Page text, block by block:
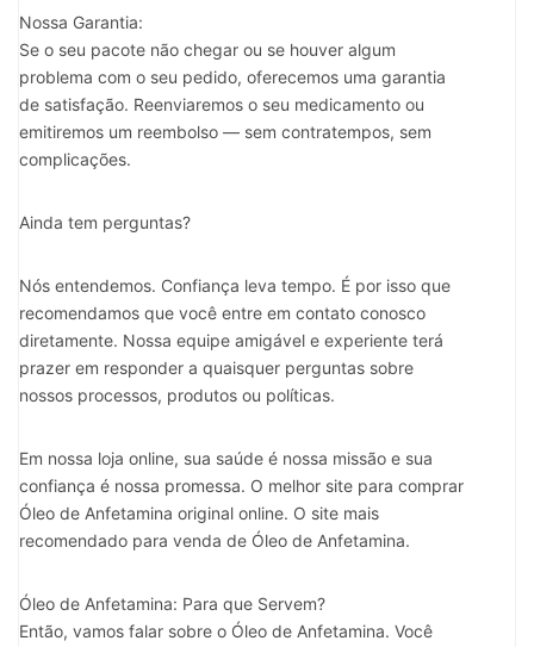
Nossa Garantia:
Se o seu pacote não chegar ou se houver algum
problema com o seu pedido, oferecemos uma garantia
de satisfação. Reenviaremos o seu medicamento ou
emitiremos um reembolso — sem contratempos, sem
complicações.
Ainda tem perguntas?
Nós entendemos. Confiança leva tempo. É por isso que
recomendamos que você entre em contato conosco
diretamente. Nossa equipe amigável e experiente terá
prazer em responder a quaisquer perguntas sobre
nossos processos, produtos ou políticas.
Em nossa loja online, sua saúde é nossa missão e sua
confiança é nossa promessa. O melhor site para comprar
Óleo de Anfetamina original online. O site mais
recomendado para venda de Óleo de Anfetamina.
Óleo de Anfetamina: Para que Servem?
Então, vamos falar sobre o Óleo de Anfetamina. Você